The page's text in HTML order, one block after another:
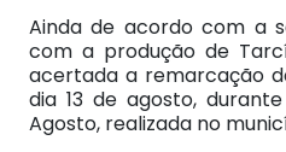
Ainda de acordo com a
com a produção de
acertada a remarcação
dia 13 de agosto,
Agosto, realizada no